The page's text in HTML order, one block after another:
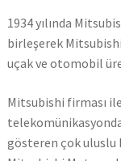
1934 yılında
birleşerek
uçak ve otomobil
Mitsubishi firması
gösteren çok uluslu